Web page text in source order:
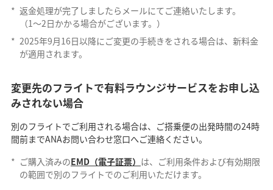
* 返金処理が完了しましたらメールにてご連絡いたします。
（1〜2日かかる場合がございます。）
* 2025年9月16日以降にご変更の手続きをされる場合は、新料金
が適用されます。
変更先のフライトで有料ラウンジサービスをお申し込
みされない場合
別のフライトでご利用される場合は、ご搭乗便の出発時間の24時
間前までANAお問い合わせ窓口へご連絡ください。
* ご購入済みのEMD（電子証票） は、ご利用条件および有効期限
の範囲で別のフライトでのご利用いただけます。